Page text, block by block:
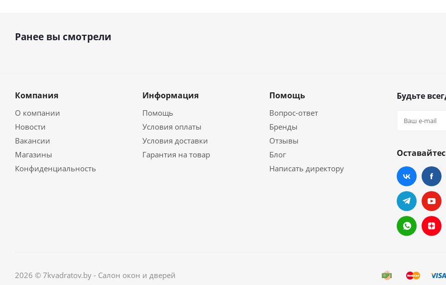
Ранее вы смотрели
Компания
О компании
Новости
Вакансии
Магазины
Конфиденциальность
Информация
Помощь
Условия оплаты
Условия доставки
Гарантия на товар
Помощь
Вопрос-ответ
Бренды
Отзывы
Блог
Написать директору
Будьте
2026 © 7kvadratov.by - Салон окон и дверей